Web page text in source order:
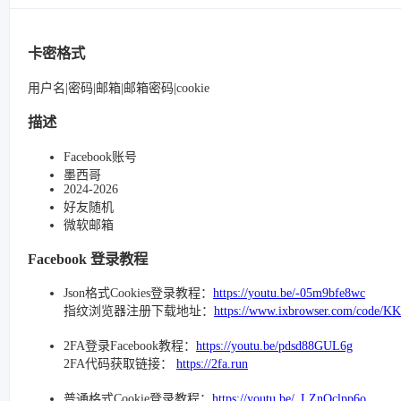
卡密格式
用户名|密码|邮箱|邮箱密码|cookie
描述
Facebook账号
墨西哥
2024-2026
好友随机
微软邮箱
Facebook 登录教程
Json格式Cookies登录教程： https://youtu.be/-05m9bfe8wc
指纹浏览器注册下载地址： https://www.ixbrowser.com/code/
2FA登录Facebook教程： https://youtu.be/pdsd88GUL6g
2FA代码获取链接： https://2fa.run